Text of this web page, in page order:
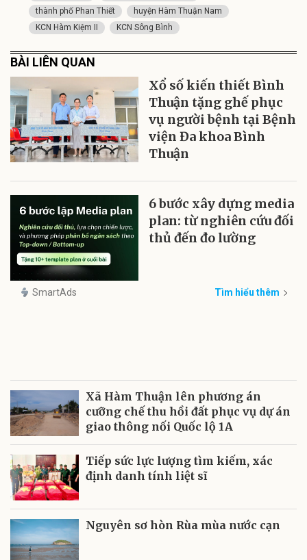
thành phố Phan Thiết
huyện Hàm Thuận Nam
KCN Hàm Kiệm II
KCN Sông Bình
BÀI LIÊN QUAN
Xổ số kiến thiết Bình
Thuận tặng ghế phục
vụ người bệnh tại Bệnh
viện Đa khoa Bình
Thuận
6 bước xây dựng media
plan: từ nghiên cứu đối
thủ đến đo lường
SmartAds Tìm hiểu thêm
Xã Hàm Thuận lên phương án
cưỡng chế thu hồi đất phục vụ dự án
giao thông nối Quốc lộ 1A
Tiếp sức lực lượng tìm kiếm, xác
định danh tính liệt sĩ
Nguyên sơ hòn Rùa mùa nước cạn